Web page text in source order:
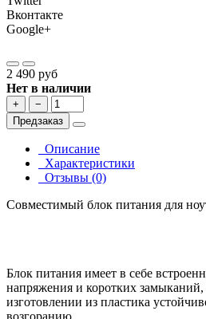
Вконтакте
Google+
2 490 руб
Нет в наличии
+
−
Предзаказ
Описание
Характеристики
Отзывы (0)
Совместимый блок питания для
Блок питания имеет в себе
напряжения и коротких замыканий,
изготовлении из пластика